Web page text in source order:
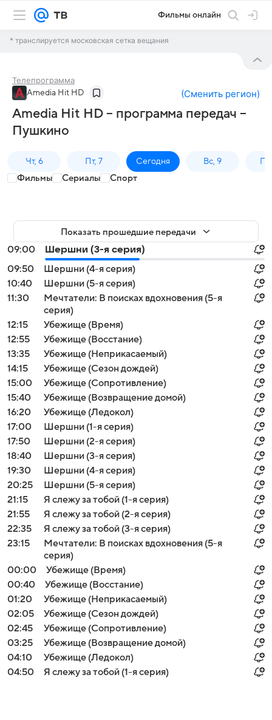
Фильмы онлайн
* транслируется московская сетка вещания
Телепрограмма
Amedia Hit HD (Сменить регион)
Amedia Hit HD – программа передач –
Пушкино
Чт, 6 Пт, 7 Сегодня Вс, 9
Фильмы Сериалы Спорт
Показать прошедшие передачи
09:00
Шершни (3-я серия)
09:50
Шершни (4-я серия)
10:40
Шершни (5-я серия)
11:30
Мечтатели: В поисках вдохновения (5-я
серия)
12:15
Убежище (Время)
12:55
Убежище (Восстание)
13:35
Убежище (Неприкасаемый)
14:15
Убежище (Сезон дождей)
15:00
Убежище (Сопротивление)
15:40
Убежище (Возвращение домой)
16:20
Убежище (Ледокол)
17:00
Шершни (1-я серия)
17:50
Шершни (2-я серия)
18:40
Шершни (3-я серия)
19:30
Шершни (4-я серия)
20:25
Шершни (5-я серия)
21:15
Я слежу за тобой (1-я серия)
21:55
Я слежу за тобой (2-я серия)
22:35
Я слежу за тобой (3-я серия)
23:15
Мечтатели: В поисках вдохновения (5-я
серия)
00:00
Убежище (Время)
00:40
Убежище (Восстание)
01:20
Убежище (Неприкасаемый)
02:05
Убежище (Сезон дождей)
02:45
Убежище (Сопротивление)
03:25
Убежище (Возвращение домой)
04:10
Убежище (Ледокол)
04:50
Я слежу за тобой (1-я серия)